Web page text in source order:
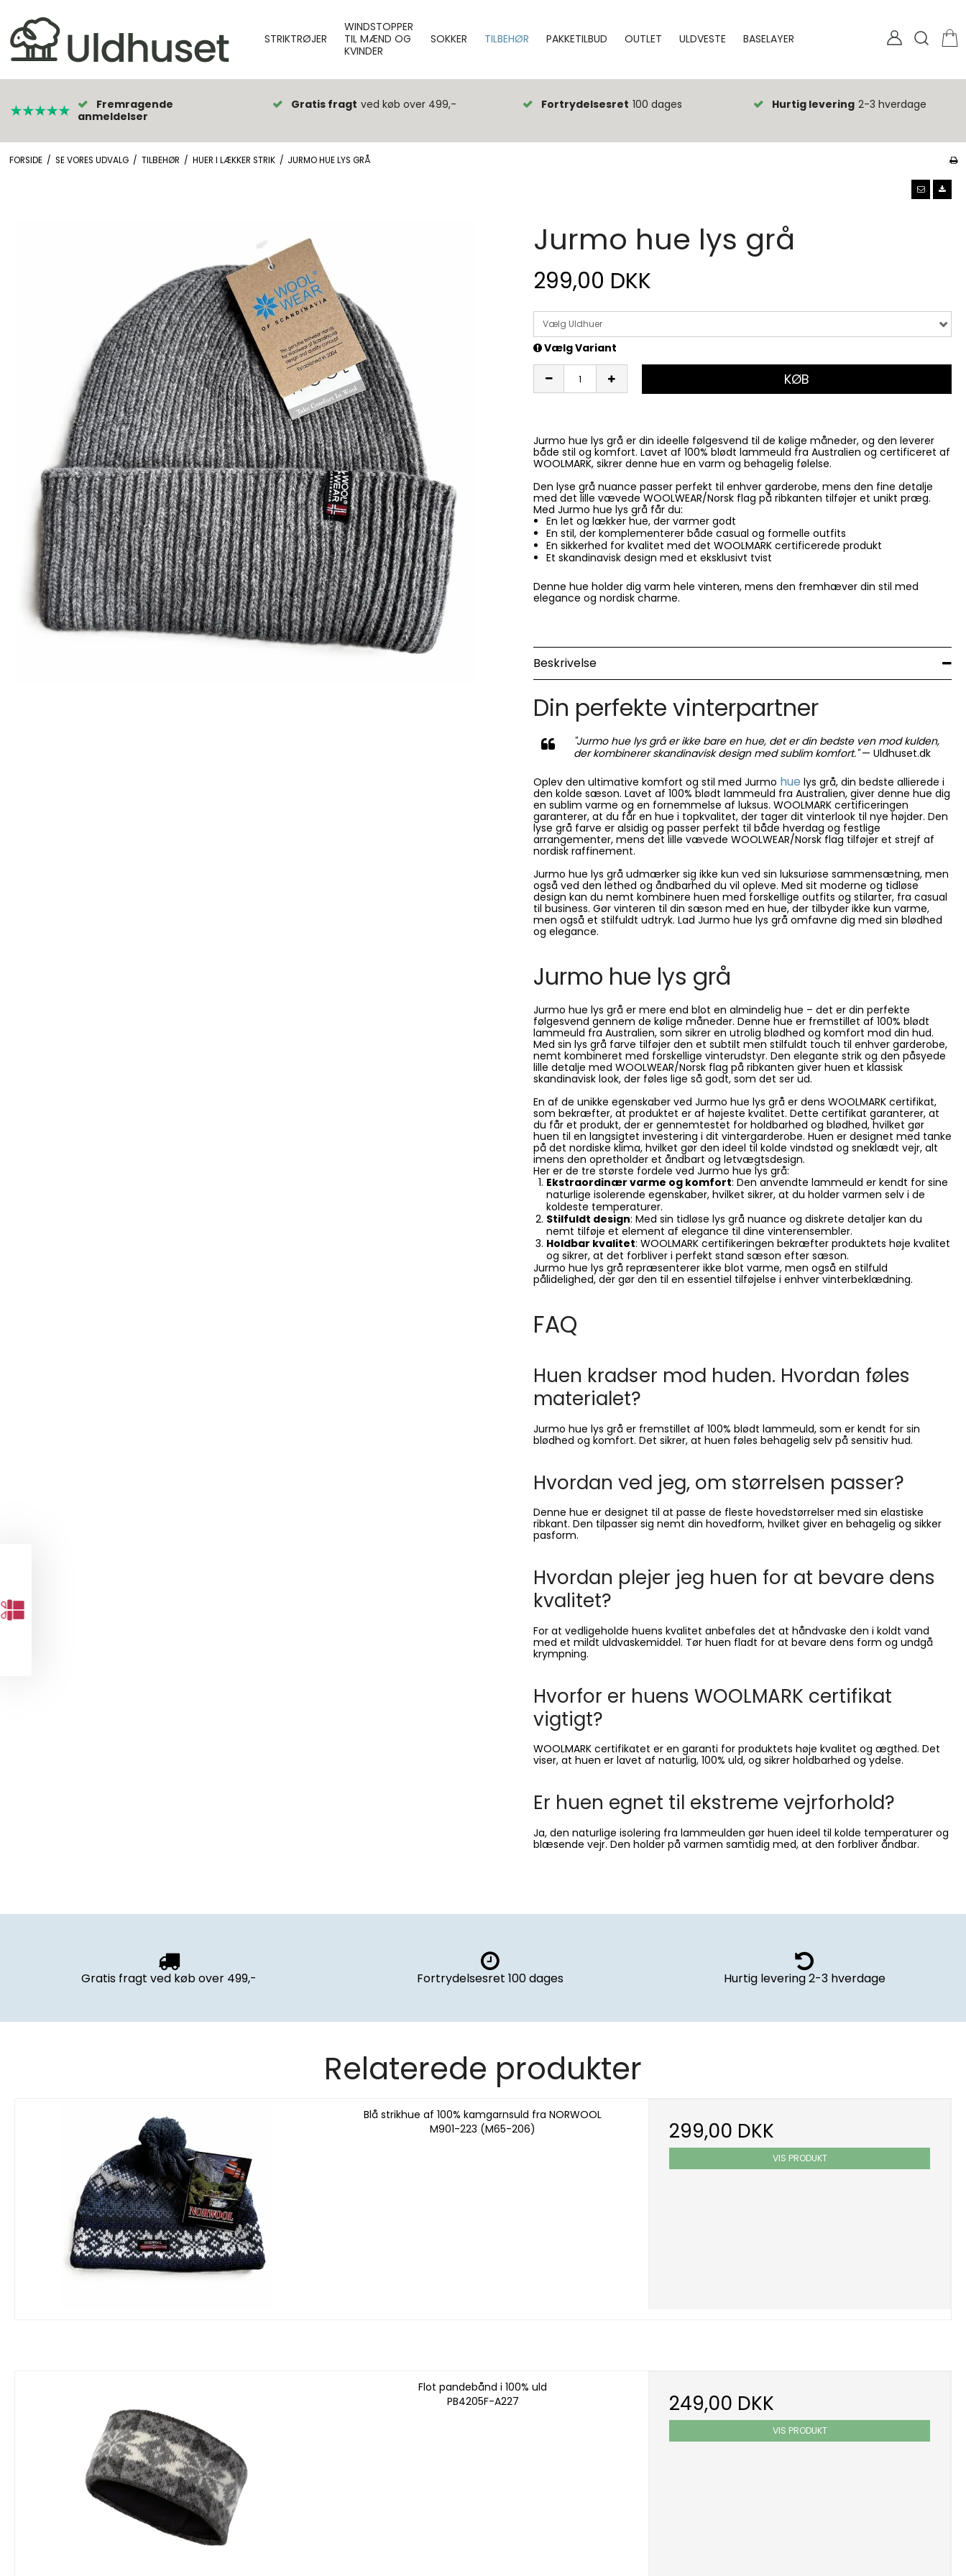
STRIKTRØJER
WINDSTOPPER
TIL MÆND OG
KVINDER
SOKKER TILBEHØR PAKKETILBUD OUTLET ULDVESTE BASELAYER
Fremragende
anmeldelser
Gratis fragt ved køb over 499,- Fortrydelsesret 100 dages Hurtig levering 2-3 hverdage
FORSIDE / SE VORES UDVALG / TILBEHØR / HUER I LÆKKER STRIK / JURMO HUE LYS GRÅ
Jurmo hue lys grå
299,00 DKK
Vælg Uldhuer
Vælg Variant
KØB
Jurmo hue lys grå er din ideelle følgesvend til de kølige måneder, og den leverer
både stil og komfort. Lavet af 100% blødt lammeuld fra Australien og certificeret af
WOOLMARK, sikrer denne hue en varm og behagelig følelse.
Den lyse grå nuance passer perfekt til enhver garderobe, mens den fine detalje
med det lille vævede WOOLWEAR/Norsk flag på ribkanten tilføjer et unikt præg.
Med Jurmo hue lys grå får du:
En let og lækker hue, der varmer godt
En stil, der komplementerer både casual og formelle outfits
En sikkerhed for kvalitet med det WOOLMARK certificerede produkt
Et skandinavisk design med et eksklusivt tvist
Denne hue holder dig varm hele vinteren, mens den fremhæver din stil med
elegance og nordisk charme.
Beskrivelse
Din perfekte vinterpartner
"Jurmo hue lys grå er ikke bare en hue, det er din bedste ven mod kulden,
der kombinerer skandinavisk design med sublim komfort."— Uldhuset.dk
Oplev den ultimative komfort og stil med Jurmo hue lys grå, din bedste allierede i
den kolde sæson. Lavet af 100% blødt lammeuld fra Australien, giver denne hue dig
en sublim varme og en fornemmelse af luksus. WOOLMARK certificeringen
garanterer, at du får en hue i topkvalitet, der tager dit vinterlook til nye højder. Den
lyse grå farve er alsidig og passer perfekt til både hverdag og festlige
arrangementer, mens det lille vævede WOOLWEAR/Norsk flag tilføjer et strejf af
nordisk raffinement.
Jurmo hue lys grå udmærker sig ikke kun ved sin luksuriøse sammensætning, men
også ved den lethed og åndbarhed du vil opleve. Med sit moderne og tidløse
design kan du nemt kombinere huen med forskellige outfits og stilarter, fra casual
til business. Gør vinteren til din sæson med en hue, der tilbyder ikke kun varme,
men også et stilfuldt udtryk. Lad Jurmo hue lys grå omfavne dig med sin blødhed
og elegance.
Jurmo hue lys grå
Jurmo hue lys grå er mere end blot en almindelig hue – det er din perfekte
følgesvend gennem de kølige måneder. Denne hue er fremstillet af 100% blødt
lammeuld fra Australien, som sikrer en utrolig blødhed og komfort mod din hud.
Med sin lys grå farve tilføjer den et subtilt men stilfuldt touch til enhver garderobe,
nemt kombineret med forskellige vinterudstyr. Den elegante strik og den påsyede
lille detalje med WOOLWEAR/Norsk flag på ribkanten giver huen et klassisk
skandinavisk look, der føles lige så godt, som det ser ud.
En af de unikke egenskaber ved Jurmo hue lys grå er dens WOOLMARK certifikat,
som bekræfter, at produktet er af højeste kvalitet. Dette certifikat garanterer, at
du får et produkt, der er gennemtestet for holdbarhed og blødhed, hvilket gør
huen til en langsigtet investering i dit vintergarderobe. Huen er designet med tanke
på det nordiske klima, hvilket gør den ideel til kolde vindstød og sneklædt vejr, alt
imens den opretholder et åndbart og letvægtsdesign.
Her er de tre største fordele ved Jurmo hue lys grå:
Ekstraordinær varme og komfort: Den anvendte lammeuld er kendt for sine
naturlige isolerende egenskaber, hvilket sikrer, at du holder varmen selv i de
koldeste temperaturer.
Stilfuldt design: Med sin tidløse lys grå nuance og diskrete detaljer kan du
nemt tilføje et element af elegance til dine vinterensembler.
Holdbar kvalitet: WOOLMARK certifikeringen bekræfter produktets høje kvalitet
og sikrer, at det forbliver i perfekt stand sæson efter sæson.
Jurmo hue lys grå repræsenterer ikke blot varme, men også en stilfuld
pålidelighed, der gør den til en essentiel tilføjelse i enhver vinterbeklædning.
FAQ
Huen kradser mod huden. Hvordan føles
materialet?
Jurmo hue lys grå er fremstillet af 100% blødt lammeuld, som er kendt for sin
blødhed og komfort. Det sikrer, at huen føles behagelig selv på sensitiv hud.
Hvordan ved jeg, om størrelsen passer?
Denne hue er designet til at passe de fleste hovedstørrelser med sin elastiske
ribkant. Den tilpasser sig nemt din hovedform, hvilket giver en behagelig og sikker
pasform.
Hvordan plejer jeg huen for at bevare dens
kvalitet?
For at vedligeholde huens kvalitet anbefales det at håndvaske den i koldt vand
med et mildt uldvaskemiddel. Tør huen fladt for at bevare dens form og undgå
krympning.
Hvorfor er huens WOOLMARK certifikat
vigtigt?
WOOLMARK certifikatet er en garanti for produktets høje kvalitet og ægthed. Det
viser, at huen er lavet af naturlig, 100% uld, og sikrer holdbarhed og ydelse.
Er huen egnet til ekstreme vejrforhold?
Ja, den naturlige isolering fra lammeulden gør huen ideel til kolde temperaturer og
blæsende vejr. Den holder på varmen samtidig med, at den forbliver åndbar.
Gratis fragt ved køb over 499,- Fortrydelsesret 100 dages Hurtig levering2-3 hverdage
Relaterede produkter
Blå strikhue af 100% kamgarnsuld fra NORWOOL
M901-223 (M65-206)
299,00 DKK
VIS PRODUKT
Flot pandebånd i 100% uld
PB4205F-A227
249,00 DKK
VIS PRODUKT
DU HAR LÅST OP FOR EN
HEMMELIG RABAT!
VIL DU SE HVOR MEGET DET ER?
Nej tak - jeg vil ikke have rabat